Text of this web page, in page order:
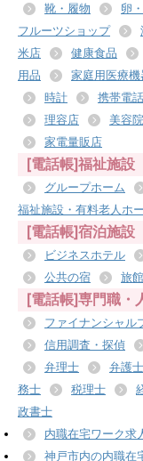
靴・履物
卵
フルーツショップ
米店
健康食品
用品
家庭用医療機
時計
携帯電話
理容店
美容院
家電量販店
[電話帳]福祉施設
グループホーム
福祉施設・有料老人ホ
[電話帳]宿泊施設
ビジネスホテル
公共の宿
旅館
[電話帳]専門職・
ファイナンシャル
信用調査・探偵
弁理士
弁護士
務士
税理士
政書士
内職在宅ワーク求
神戸市内の内職在